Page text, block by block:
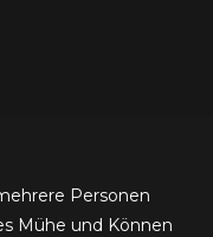
Personen
Mühe und Können